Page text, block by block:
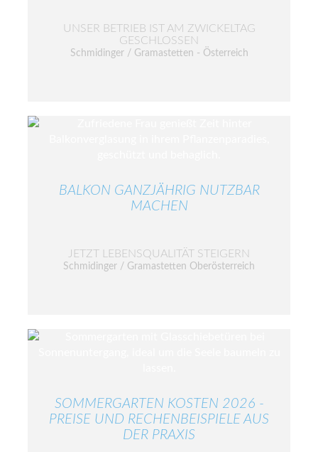
UNSER BETRIEB IST AM ZWICKELTAG
GESCHLOSSEN
Schmidinger / Gramastetten - Österreich
BALKON GANZJÄHRIG NUTZBAR
MACHEN
JETZT LEBENSQUALITÄT STEIGERN
Schmidinger / Gramastetten Oberösterreich
SOMMERGARTEN KOSTEN 2026 -
PREISE UND RECHENBEISPIELE AUS
DER PRAXIS